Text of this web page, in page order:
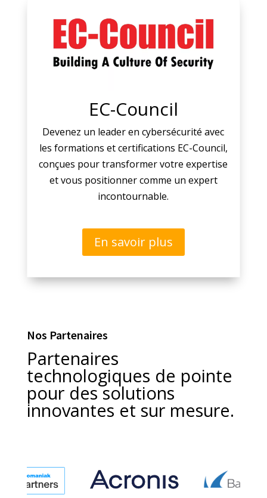
EC-Council
Devenez un leader en cybersécurité avec
les formations et certifications EC-Council,
conçues pour transformer votre expertise
et vous positionner comme un expert
incontournable.
En savoir plus
Nos Partenaires
Partenaires
technologiques de pointe
pour des solutions
innovantes et sur mesure.